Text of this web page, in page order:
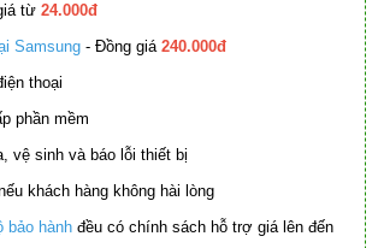
từ 24.000đ
Samsung - Đồng giá 240.000đ
thoại
phần mềm
vệ sinh và báo lỗi thiết bị
khách hàng không hài lòng
bảo hành đều có chính sách hỗ trợ giá lên đến